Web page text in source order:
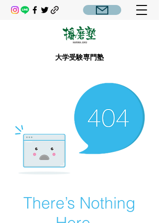
大学受験専門塾
There’s Nothing